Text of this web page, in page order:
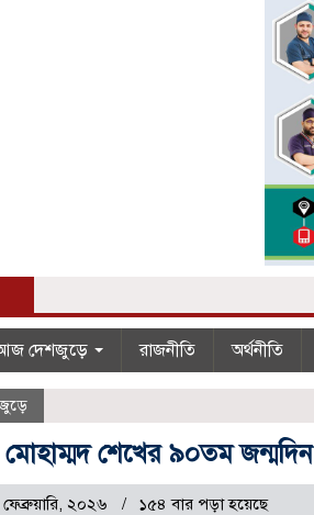
দেশজুড়ে রাজনীতি অর্থনীতি
শেখের ৯০তম জন্মদিন
২০২৬ ১৫৪ বার পড়া হয়েছে